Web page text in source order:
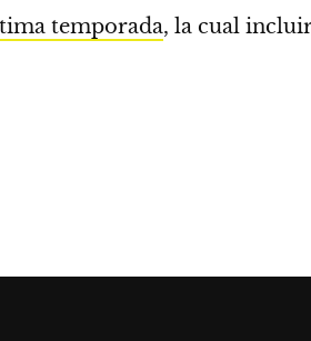
temporada, la cual